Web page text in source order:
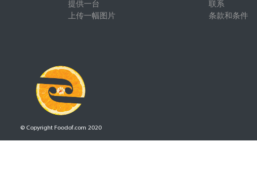
提供一台
上传一幅图片
联系
条款和条件
© Copyright Foodof.com 2020